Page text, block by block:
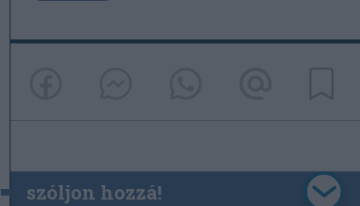
szóljon hozzá!